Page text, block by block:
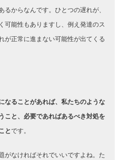
からなんです。ひとつの遅れが、
可能性もありますし、例え発達のス
が正常に進まない可能性が出てくる
なることがあれば、私たちのような
こと、必要であればあるべき対処を
とです。
がなければそれでいいですよね。た